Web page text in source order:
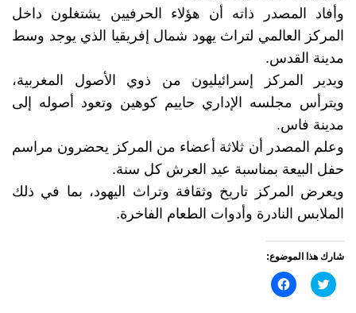
وأفاد المصدر ذاته أن هؤلاء الحرفيين يشتغلون داخل
المركز العالمي لتراث يهود شمال إفريقيا الذي يوجد وسط
مدينة القدس.
ويدير المركز إسرائيليون من ذوي الأصول المغربية،
ويترأس مجلسه الإداري حاييم كوهين وتعود أصوله إلى
مدينة فاس.
وعلم المصدر أن ثلاثة أعضاء من المركز يحضرون مراسم
حفل البيعة بمناسبة عيد العرش كل سنة.
ويعرض المركز تاريخ وثقافة وتراث اليهود، بما في ذلك
الملابس النادرة وأدوات الطعام الفاخرة.
شارك هذا الموضوع:
اضغط
للمشاركة
انقر
للمشاركة